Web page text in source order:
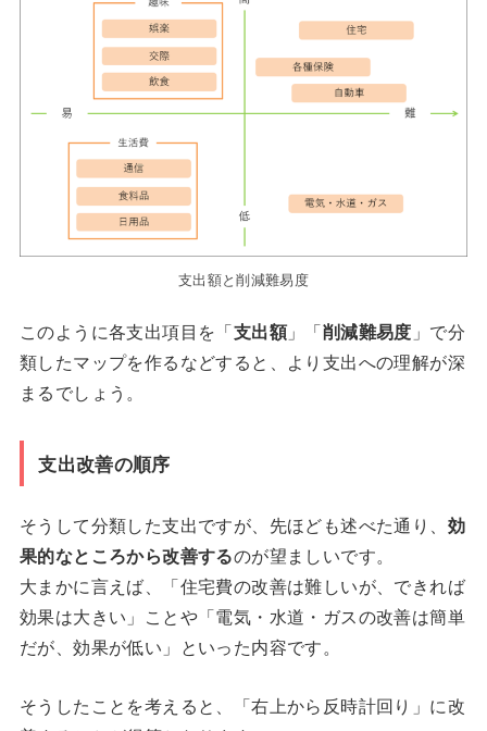
支出額と削減難易度
このように各支出項目を「支出額」「削減難易度 」で分
類したマップを作るなどすると、より支出への理解が深
まるでしょう。
支出改善の順序
そうして分類した支出ですが、先ほども述べた通り、 効
果的なところから改善するのが望ましいです。
大まかに言えば、「住宅費の改善は難しいが、できれば
効果は大きい」ことや「電気・水道・ガスの改善は簡単
だが、効果が低い」といった内容です。
そうしたことを考えると、「右上から反時計回り」に改